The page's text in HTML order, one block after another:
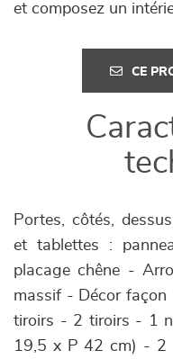
et composez un
CE
Portes, côtés,
et tablettes :
placage chêne -
massif - Décor façon
tiroirs - 2 tiroirs - 1
19,5 x P 42 cm) - 2